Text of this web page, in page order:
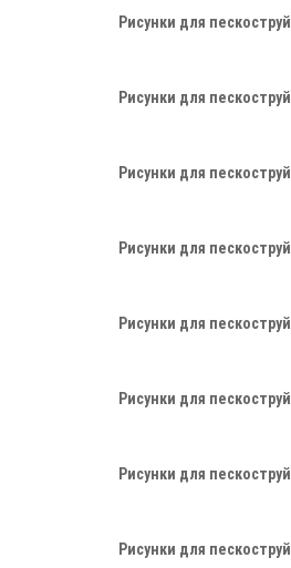
Рисунки для
Рисунки для
Рисунки для
Рисунки для
Рисунки для
Рисунки для
Рисунки для
Рисунки для